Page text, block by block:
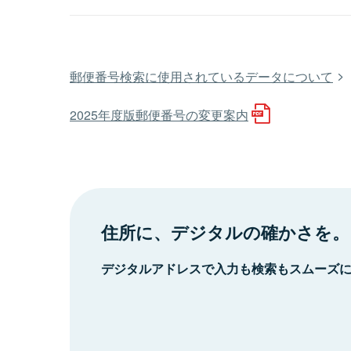
郵便番号検索に使用されているデータについて
2025年度版郵便番号の変更案内
住所に、デジタルの確かさを。
デジタルアドレスで入力も検索もスムーズ